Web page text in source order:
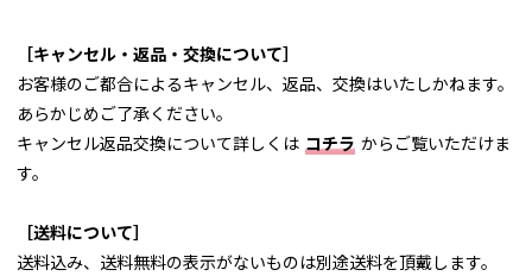
［キャンセル・返品・交換について］
お客様のご都合によるキャンセル、返品、交換はいたしかねます。
あらかじめご了承ください。
キャンセル返品交換について詳しくは コチラ からご覧いただけま
す。
［送料について］
送料込み、送料無料の表示がないものは別途送料を頂戴します。